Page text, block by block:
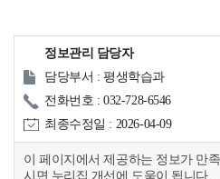
정보관리 담당자
담당부서 : 평생학습과
전화번호 : 032-728-6546
최종수정일 : 2026-04-09
이 페이지에서 제공하는 정보가 만
시면 누리집 개선에 도움이 됩니다.